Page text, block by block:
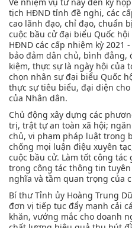
tịch HĐND tỉnh đề nghị, các
cao lãnh đạo, chỉ đạo, chuẩn
cuộc bầu cử đại biểu Quốc
HĐND các cấp nhiệm kỳ 2021
bảo đảm dân chủ, bình
kiệm, thực sự là ngày hội của
chọn nhân sự đại biểu Quốc
thực sự tiêu biểu, đại diện
của Nhân dân.
Chủ động xây dựng các
trị, trật tự an toàn xã hội;
chủ, vi phạm pháp luật trong
chống mọi luận điệu xuyên
cuộc bầu cử. Làm tốt công
trọng công tác thông tin
nghĩa và tầm quan trọng của
Bí thư Tỉnh ủy Hoàng Trung
đơn vị tiếp tục đẩy mạnh cải
khăn, vướng mắc cho doanh